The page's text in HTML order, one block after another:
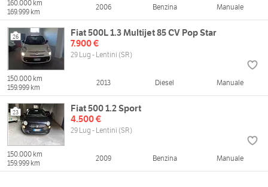
160.000 km
169.999 km
2006 Benzina Manuale
26
Fiat 500L 1.3 Multijet 85 CV Pop Star
7.900 €
29 Lug - Lentini (SR)
150.000 km
159.999 km
2013 Diesel Manuale
23
Fiat 500 1.2 Sport
4.500 €
29 Lug - Lentini (SR)
150.000 km
159.999 km
2009 Benzina Manuale